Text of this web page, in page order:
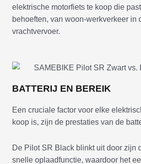
elektrische motorfiets te koop die
behoeften, van woon-werkverkeer in
vrachtvervoer.
BATTERIJ EN BEREIK
Een cruciale factor voor elke
koop is, zijn de prestaties van de
De Pilot SR Black blinkt uit door zijn
snelle oplaadfunctie, waardoor het